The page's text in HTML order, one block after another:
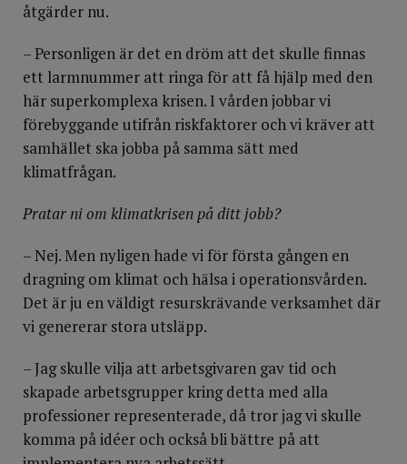
åtgärder nu.
– Personligen är det en dröm att det skulle finnas
ett larmnummer att ringa för att få hjälp med den
här superkomplexa krisen. I vården jobbar vi
förebyggande utifrån riskfaktorer och vi kräver att
samhället ska jobba på samma sätt med
klimatfrågan.
Pratar ni om klimatkrisen på ditt jobb?
– Nej. Men nyligen hade vi för första gången en
dragning om klimat och hälsa i operationsvården.
Det är ju en väldigt resurskrävande verksamhet där
vi genererar stora utsläpp.
– Jag skulle vilja att arbetsgivaren gav tid och
skapade arbetsgrupper kring detta med alla
professioner representerade, då tror jag vi skulle
komma på idéer och också bli bättre på att